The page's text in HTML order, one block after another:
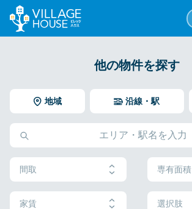
他の物件を探す
地域 沿線・駅
間取 専有面積
家賃 選択肢